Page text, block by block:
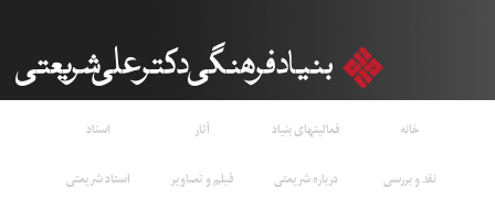
خانه فعالیتهای بنیاد آثار
اسناد
نقد و بررسی
درباره شریعتی فیلم و تصاویر
استاد شریعتی